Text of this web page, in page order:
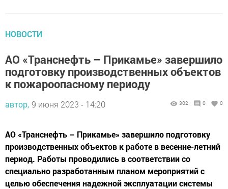
НОВОСТИ
АО «Транснефть – Прикамье» завершило
подготовку производственных объектов
к пожароопасному периоду
автор, 9 июня 2023 - 14:20 302 0 0
АО «Транснефть – Прикамье» завершило подготовку
производственных объектов к работе в весенне-летний
период. Работы проводились в соответствии со
специально разработанным планом мероприятий с
целью обеспечения надежной эксплуатации системы